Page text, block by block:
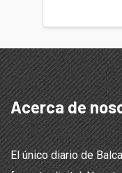
Acerca de
El único diario de